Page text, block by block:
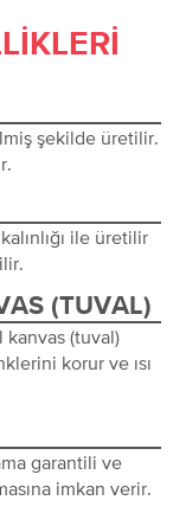
şekilde üretilir.
ile üretilir
(TUVAL)
kanvas (tuval)
korur ve ısı
garantili ve
imkan verir.